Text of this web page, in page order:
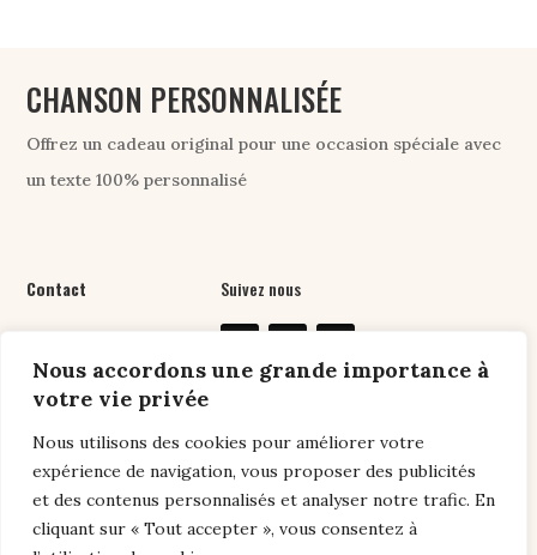
Nous accordons une grande importance à
votre vie privée
Nous utilisons des cookies pour améliorer votre
expérience de navigation, vous proposer des publicités
et des contenus personnalisés et analyser notre trafic. En
cliquant sur « Tout accepter », vous consentez à
CHANSON PERSONNALISÉE
Offrez un cadeau original pour une occasion spéciale avec
un texte 100% personnalisé
Contact
07 61 76 24 89
contact@chansonpers
Suivez nous
Liens utiles